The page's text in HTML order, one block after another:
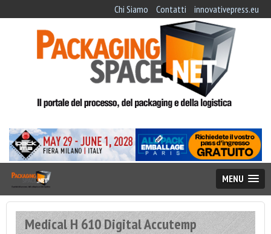
Chi Siamo Contatti innovativepress.eu
MENU
Medical H 610 Digital Accutemp